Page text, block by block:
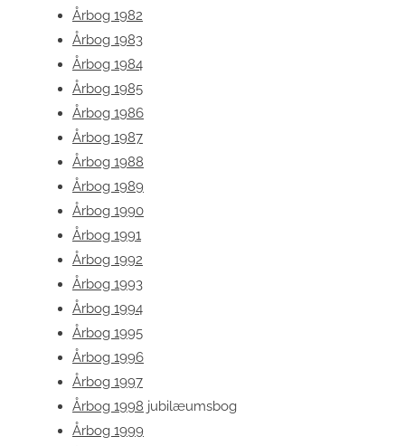
Årbog 1982
Årbog 1983
Årbog 1984
Årbog 1985
Årbog 1986
Årbog 1987
Årbog 1988
Årbog 1989
Årbog 1990
Årbog 1991
Årbog 1992
Årbog 1993
Årbog 1994
Årbog 1995
Årbog 1996
Årbog 1997
Årbog 1998 jubilæumsbog
Årbog 1999